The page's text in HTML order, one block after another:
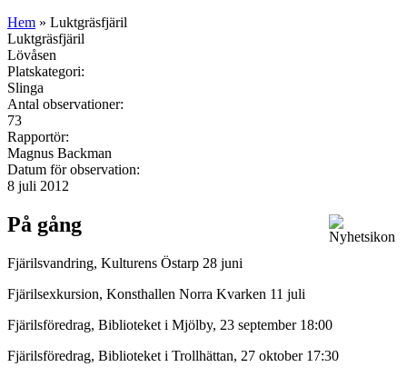
Hem » Luktgräsfjäril
Luktgräsfjäril
Lövåsen
Platskategori:
Slinga
Antal observationer:
73
Rapportör:
Magnus Backman
Datum för observation:
8 juli 2012
På gång
Fjärilsvandring, Kulturens Östarp 28 juni
Fjärilsexkursion, Konsthallen Norra Kvarken 11 juli
Fjärilsföredrag, Biblioteket i Mjölby, 23 september 18:00
Fjärilsföredrag, Biblioteket i Trollhättan, 27 oktober 17:30